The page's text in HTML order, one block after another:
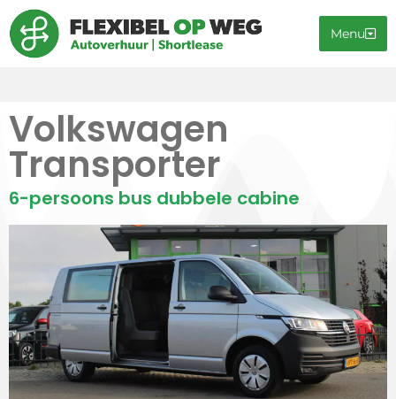
Menu
Volkswagen
Transporter
6-persoons bus dubbele cabine